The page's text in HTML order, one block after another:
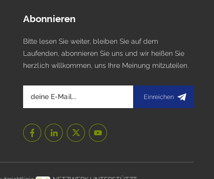
Abonnieren
Bitte lesen Sie weiter, bleiben Sie auf dem
Laufenden, abonnieren Sie uns und wir heißen Sie
herzlich willkommen, uns Ihre Meinung mitzuteilen.
Einreichen